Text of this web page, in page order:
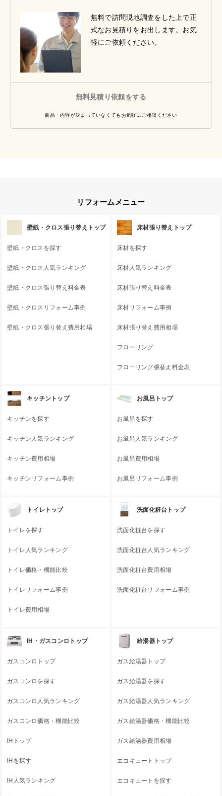
無料で訪問現地調査をした上で正
式なお見積りをお出します。お気
軽にご依頼ください。
無料見積り依頼をする
商品・内容が決まっていなくてもお気軽にご相談ください
リフォームメニュー
壁紙・クロス張り替えトップ
壁紙・クロスを探す
壁紙・クロス人気ランキング
壁紙・クロス張り替え料金表
壁紙・クロスリフォーム事例
壁紙・クロス張り替え費用相場
床材張り替えトップ
床材を探す
床材人気ランキング
床材張り替え料金表
床材リフォーム事例
床材張り替え費用相場
フローリング
フローリング張替え料金表
キッチントップ
キッチンを探す
キッチン人気ランキング
キッチン費用相場
キッチンリフォーム事例
お風呂トップ
お風呂を探す
お風呂人気ランキング
お風呂費用相場
お風呂リフォーム事例
トイレトップ
トイレを探す
トイレ人気ランキング
トイレ価格・機能比較
トイレリフォーム事例
トイレ費用相場
洗面化粧台トップ
洗面化粧台を探す
洗面化粧台人気ランキング
洗面化粧台費用相場
洗面化粧台リフォーム事例
IH・ガスコンロトップ
ガスコンロトップ
ガスコンロを探す
ガスコンロ人気ランキング
ガスコンロ価格・機能比較
IHトップ
IHを探す
IH人気ランキング
給湯器トップ
ガス給湯器トップ
ガス給湯器を探す
ガス給湯器人気ランキング
ガス給湯器価格・機能比較
ガス給湯器費用相場
エコキュートトップ
エコキュートを探す